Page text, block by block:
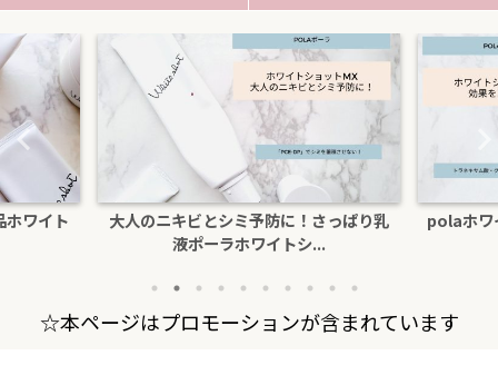
っぱり乳
polaホワイトショットクリームRXSの効
果を口コミ
色白に
☆本ページはプロモーションが含まれています